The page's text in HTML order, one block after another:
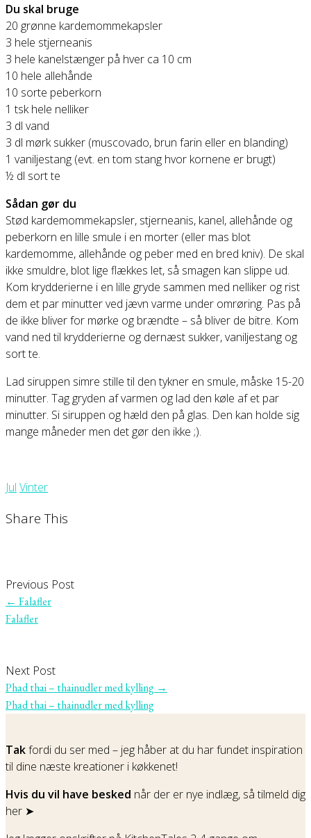
Du skal bruge
20 grønne kardemommekapsler
3 hele stjerneanis
3 hele kanelstænger på hver ca 10 cm
10 hele allehånde
10 sorte peberkorn
1 tsk hele nelliker
3 dl vand
3 dl mørk sukker (muscovado, brun farin eller en blanding)
1 vaniljestang (evt. en tom stang hvor kornene er brugt)
½ dl sort te
Sådan gør du
Stød kardemommekapsler, stjerneanis, kanel, allehånde og
peberkorn en lille smule i en morter (eller mas blot
kardemomme, allehånde og peber med en bred kniv). De skal
ikke smuldre, blot lige flækkes let, så smagen kan slippe ud.
Kom krydderierne i en lille gryde sammen med nelliker og rist
dem et par minutter ved jævn varme under omrøring. Pas på
de ikke bliver for mørke og brændte – så bliver de bitre. Kom
vand ned til krydderierne og dernæst sukker, vaniljestang og
sort te.
Lad siruppen simre stille til den tykner en smule, måske 15-20
minutter. Tag gryden af varmen og lad den køle af et par
minutter. Si siruppen og hæld den på glas. Den kan holde sig
mange måneder men det gør den ikke ;).
Jul Vinter
Share This
Previous Post
← Falafler
Falafler
Next Post
Phad thai – thainudler med kylling →
Phad thai – thainudler med kylling
Takfordi du ser med – jeg håber at du har fundet inspiration
til dine næste kreationer i køkkenet!
Hvis du vil have besked når der er nye indlæg, så tilmeld dig
her ➤